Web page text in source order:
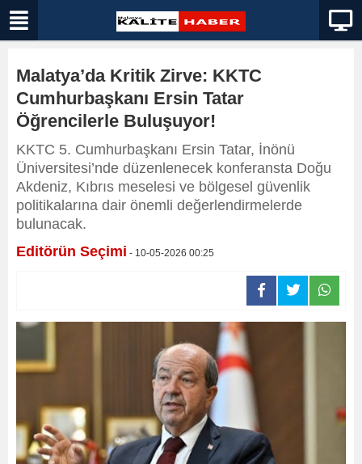
Malatya’da Kritik Zirve: KKTC
Cumhurbaşkanı Ersin Tatar
Öğrencilerle Buluşuyor!
KKTC 5. Cumhurbaşkanı Ersin Tatar, İnönü
Üniversitesi’nde düzenlenecek konferansta Doğu
Akdeniz, Kıbrıs meselesi ve bölgesel güvenlik
politikalarına dair önemli değerlendirmelerde
bulunacak.
Editörün Seçimi - 10-05-2026 00:25